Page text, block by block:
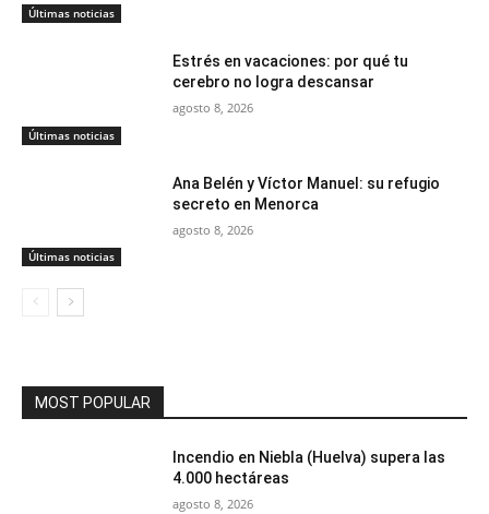
Últimas noticias
Últimas noticias
Estrés en vacaciones: por qué tu
cerebro no logra descansar
agosto 8, 2026
Últimas noticias
Ana Belén y Víctor Manuel: su refugio
secreto en Menorca
agosto 8, 2026
MOST POPULAR
Incendio en Niebla (Huelva) supera las
4.000 hectáreas
agosto 8, 2026